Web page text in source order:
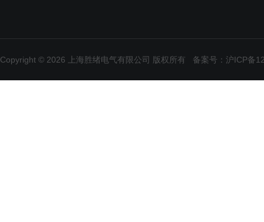
Copyright © 2026 上海胜绪电气有限公司 版权所有 备案号：沪ICP备